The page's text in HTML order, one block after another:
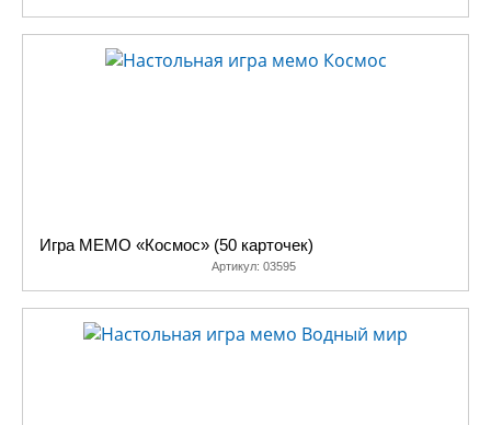
Игра МЕМО «Космос» (50 карточек)
Артикул: 03595